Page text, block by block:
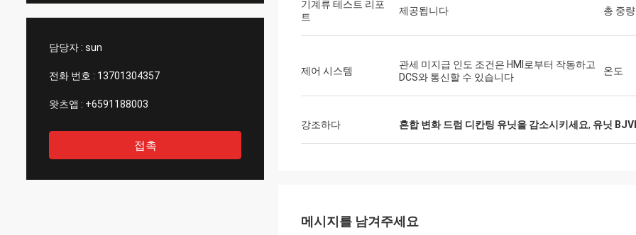
담당자 : sun
전화 번호 : 13701304357
왓츠앱 : +6591188003
접촉
기계류 테스트 리포
트
제공됩니다 총 중량
제어 시스템
관세 미지급 인도 조건은 HMI로부터 작동하고
DCS와 통신할 수 있습니다
온도
강조하다 혼합 변화 드럼 디칸팅 유닛을 감소시키세요, 유닛
메시지를 남겨주세요